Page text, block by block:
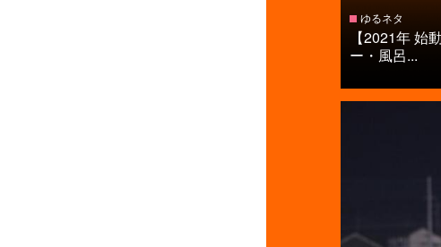
ゆるネタ
【2021年 始
ー・風呂...